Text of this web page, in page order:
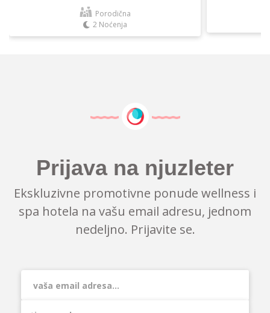
Porodična
2 Noćenja
Prijava na njuzleter
Ekskluzivne promotivne ponude wellness i
spa hotela na vašu email adresu, jednom
nedeljno. Prijavite se.